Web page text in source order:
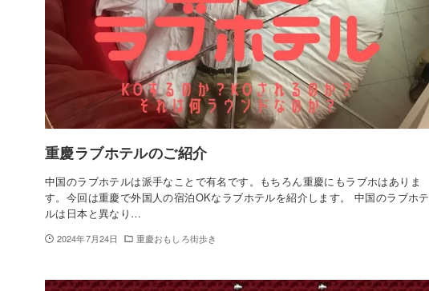
重慶ラブホテルのご紹介
中国のラブホテルは派手なことで有名です。もちろん重慶にもラブホはありま
す。今回は重慶で外国人の宿泊OKなラブホテルを紹介します。 中国のラブホテ
ルは日本と異なり…
2024年7月24日 重慶おもしろ街歩き